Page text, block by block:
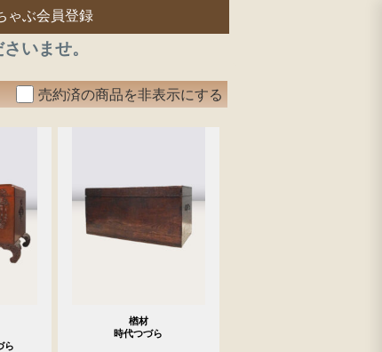
ゃぶ会員登録
いませ。
売約済の商品を非表示にする
ら
楢材
時代つづら